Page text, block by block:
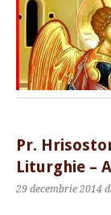
Pr.
Liturghie –
29 decembrie 2014